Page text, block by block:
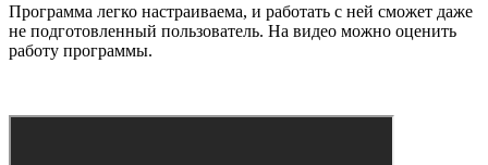
Программа легко настраиваема, и работать с ней сможет даже
не подготовленный пользователь. На видео можно оценить
работу программы.